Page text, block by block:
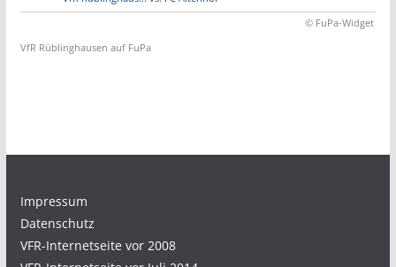
© FuPa-Widget
VfR Rüblinghausen auf FuPa
Impressum
Datenschutz
VFR-Internetseite vor 2008